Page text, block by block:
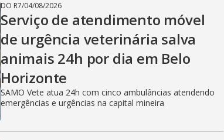
DO R7/04/08/2026
Serviço de atendimento móvel
de urgência veterinária salva
animais 24h por dia em Belo
Horizonte
SAMO Vete atua 24h com cinco ambulâncias atendendo
emergências e urgências na capital mineira